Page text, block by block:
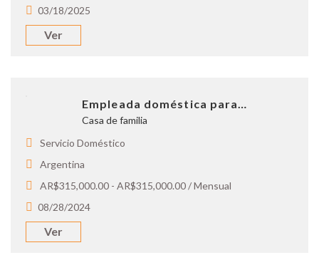
03/18/2025
Ver
Empleada doméstica para…
Casa de familia
Servicio Doméstico
Argentina
AR$315,000.00 - AR$315,000.00 / Mensual
08/28/2024
Ver